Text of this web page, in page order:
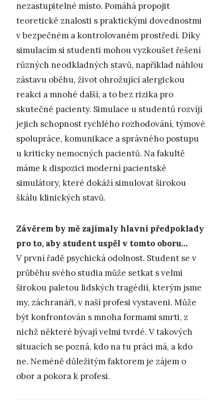
nezastupitelné místo. Pomáhá propojit
teoretické znalosti s praktickými dovednostmi
v bezpečném a kontrolovaném prostředí. Díky
simulacím si studenti mohou vyzkoušet řešení
různých neodkladných stavů, například náhlou
zástavu oběhu, život ohrožující alergickou
reakci a mnohé další, a to bez rizika pro
skutečné pacienty. Simulace u studentů rozvíjí
jejich schopnost rychlého rozhodování, týmové
spolupráce, komunikace a správného postupu
u kriticky nemocných pacientů. Na fakultě
máme k dispozici moderní pacientské
simulátory, které dokáží simulovat širokou
škálu klinických stavů.
Závěrem by mě zajímaly hlavní předpoklady
pro to, aby student uspěl v tomto oboru…
V první řadě psychická odolnost. Student se v
průběhu svého studia může setkat s velmi
širokou paletou lidských tragédií, kterým jsme
my, záchranáři, v naší profesi vystaveni. Může
být konfrontován s mnoha formami smrti, z
nichž některé bývají velmi tvrdé. V takových
situacích se pozná, kdo na tu práci má, a kdo
ne. Neméně důležitým faktorem je zájem o
obor a pokora k profesi.